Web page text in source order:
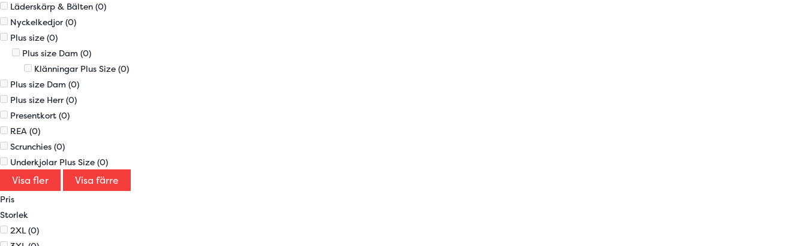
Läderskärp & Bälten (0)
Nyckelkedjor (0)
Plus size (0)
Plus size Dam (0)
Klänningar Plus Size (0)
Plus size Dam (0)
Plus size Herr (0)
Presentkort (0)
REA (0)
Scrunchies (0)
Underkjolar Plus Size (0)
Visa fler Visa färre
Pris
Storlek
2XL (0)